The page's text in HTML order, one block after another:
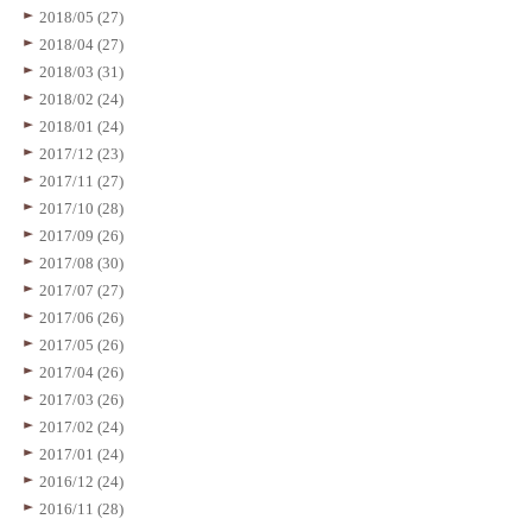
2018/05 (27)
2018/04 (27)
2018/03 (31)
2018/02 (24)
2018/01 (24)
2017/12 (23)
2017/11 (27)
2017/10 (28)
2017/09 (26)
2017/08 (30)
2017/07 (27)
2017/06 (26)
2017/05 (26)
2017/04 (26)
2017/03 (26)
2017/02 (24)
2017/01 (24)
2016/12 (24)
2016/11 (28)